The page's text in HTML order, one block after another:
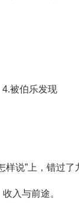
被伯乐发现
说”上，错过了
入与前途。